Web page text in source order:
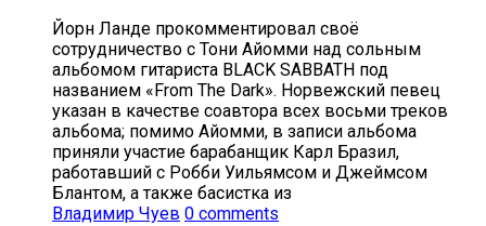
Йорн Ланде прокомментировал своё
сотрудничество с Тони Айомми над сольным
альбомом гитариста BLACK SABBATH под
названием «From The Dark». Норвежский певец
указан в качестве соавтора всех восьми треков
альбома; помимо Айомми, в записи альбома
приняли участие барабанщик Карл Бразил,
работавший с Робби Уильямсом и Джеймсом
Блантом, а также басистка из
Владимир Чуев 0 comments